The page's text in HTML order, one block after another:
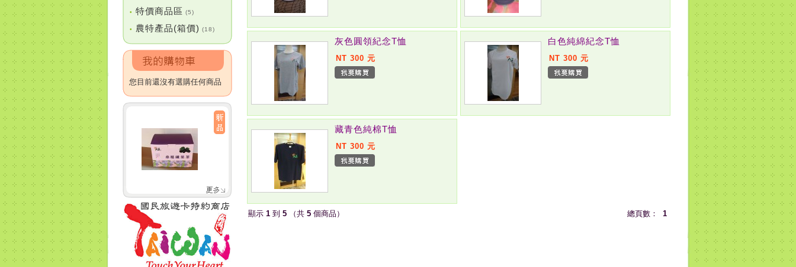
• 特價商品區 (5)
• 農特產品(箱價) (18)
您目前還沒有選購任何商品
灰色圓領紀念T恤
NT 300 元
白色純綿紀念T恤
NT 300 元
藏青色純棉T恤
NT 300 元
顯示 1 到 5 （共 5 個商品） 總頁數： 1